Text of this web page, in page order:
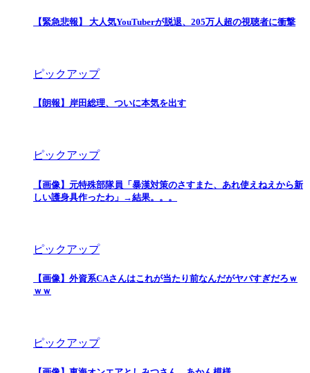
【緊急悲報】 大人気YouTuberが脱退、205万人超の視聴者に衝撃
ピックアップ
【朗報】岸田総理、ついに本気を出す
ピックアップ
【画像】元特殊部隊員「暴漢対策のさすまた、あれ使えねえから新
しい護身具作ったわ」→結果。。。
ピックアップ
【画像】外資系CAさんはこれが当たり前なんだがヤバすぎだろｗ
ｗｗ
ピックアップ